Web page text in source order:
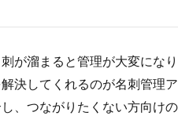
が溜まると管理が大変にな
決してくれるのが名刺管理ア
、つながりたくない方向け